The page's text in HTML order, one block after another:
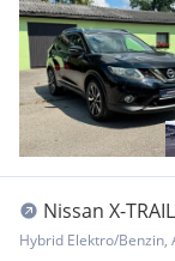
Nissan X-
Connecta*...